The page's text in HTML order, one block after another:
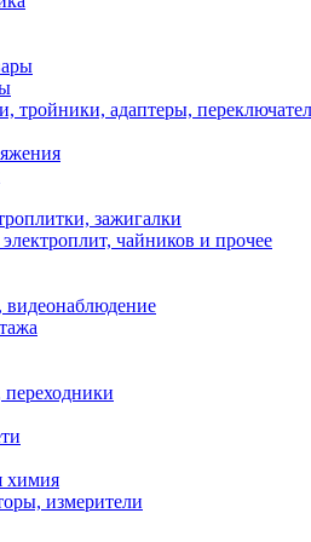
тройники, адаптеры,
зажигалки
чайников и прочее
химия
измерители